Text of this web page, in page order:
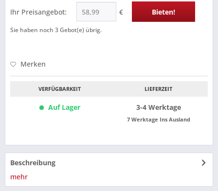
Ihr Preisangebot: € Bieten!
Sie haben noch 3Gebot(e) übrig.
Merken
VERFÜGBARKEIT
Auf Lager
LIEFERZEIT
3-4 Werktage
7 Werktage Ins Ausland
Beschreibung
mehr